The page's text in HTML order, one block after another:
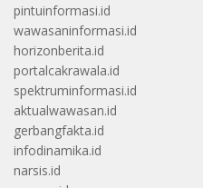
pintuinformasi.id
wawasaninformasi.id
horizonberita.id
portalcakrawala.id
spektruminformasi.id
aktualwawasan.id
gerbangfakta.id
infodinamika.id
narsis.id